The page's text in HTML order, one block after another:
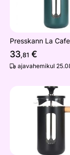
Presskann La
33,81 €
ajavahemikul
Presskann La
Otsi